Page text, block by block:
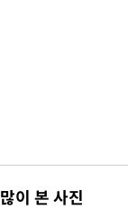
많이 본 사진